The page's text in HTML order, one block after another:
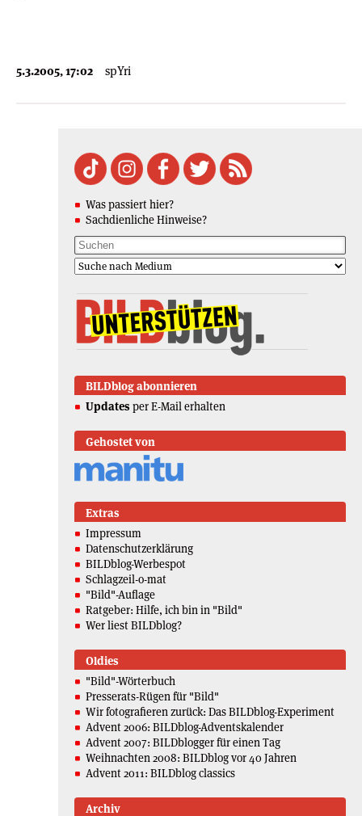
5.3.2005, 17:02 spYri
Was passiert hier?
Sachdienliche Hinweise?
BILDblog abonnieren
Updates per E-Mail erhalten
Gehostet von
Extras
Impressum
Datenschutzerklärung
BILDblog-Werbespot
Schlagzeil-o-mat
"Bild"-Auflage
Ratgeber: Hilfe, ich bin in "Bild"
Wer liest BILDblog?
Oldies
"Bild"-Wörterbuch
Presserats-Rügen für "Bild"
Wir fotografieren zurück: Das BILDblog-Experiment
Advent 2006: BILDblog-Adventskalender
Advent 2007: BILDblogger für einen Tag
Weihnachten 2008: BILDblog vor 40 Jahren
Advent 2011: BILDblog classics
Archiv